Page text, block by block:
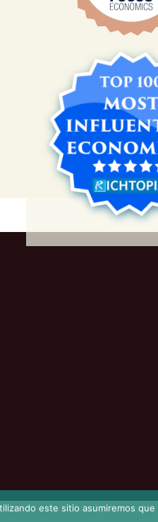
este sitio asumiremos